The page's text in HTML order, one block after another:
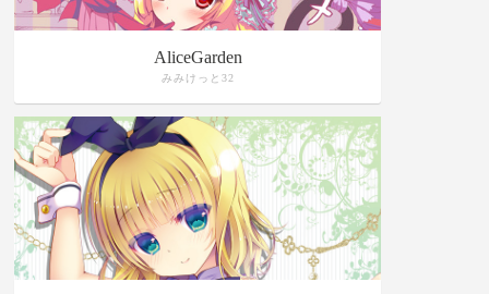
AliceGarden
みみけっと32